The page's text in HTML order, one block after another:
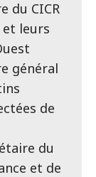
du CICR
leurs
général
de
du
et de